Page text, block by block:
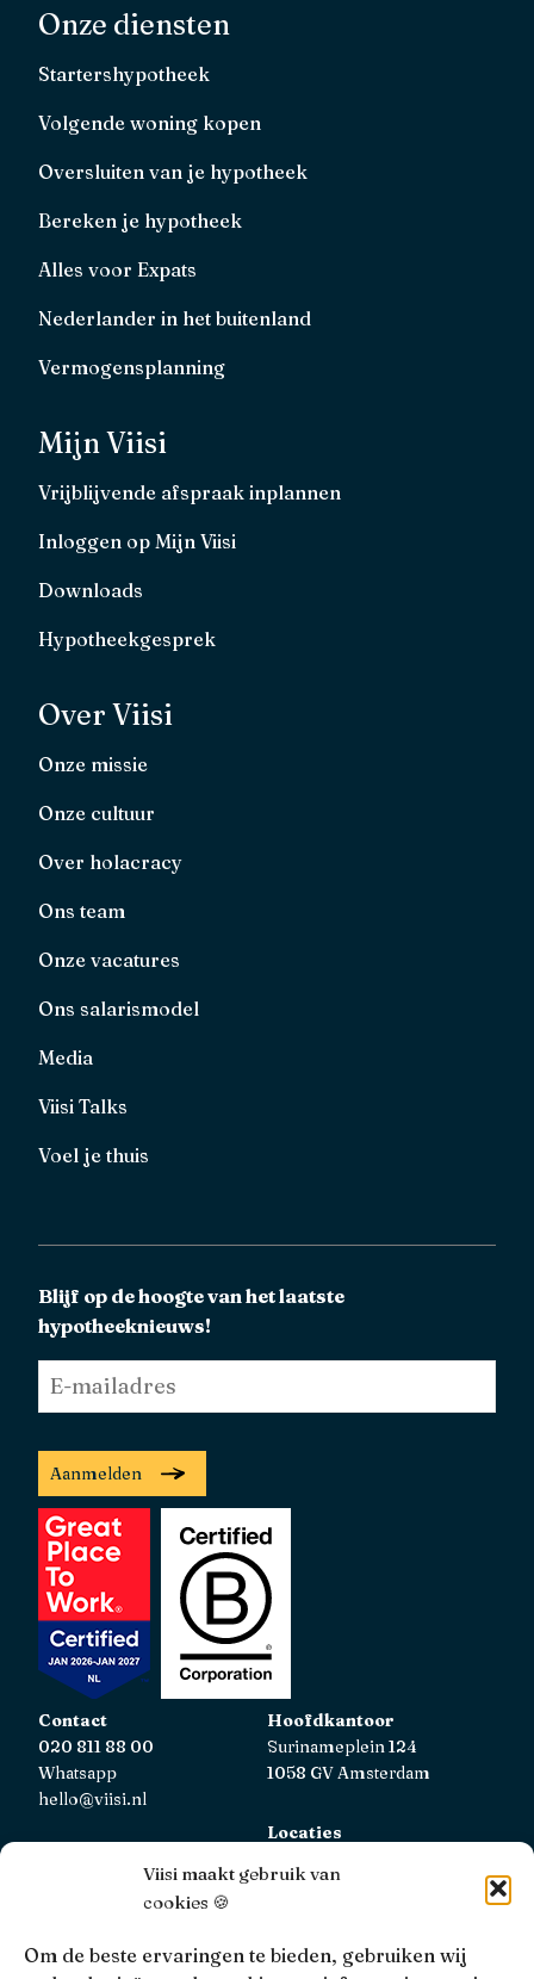
Viisi maakt gebruik van
cookies 🍪
Om de beste ervaringen te bieden, gebruiken wij
Onze diensten
Startershypotheek
Volgende woning kopen
Oversluiten van je hypotheek
Bereken je hypotheek
Alles voor Expats
Nederlander in het buitenland
Vermogensplanning
Mijn Viisi
Vrijblijvende afspraak inplannen
Inloggen op Mijn Viisi
Downloads
Hypotheekgesprek
Over Viisi
Onze missie
Onze cultuur
Over holacracy
Ons team
Onze vacatures
Ons salarismodel
Media
Viisi Talks
Voel je thuis
Blijf op de hoogte van het laatste
hypotheeknieuws!
mailadres *
Aanmelden
Contact
020 811 88 00
Whatsapp
hello@viisi.nl
Hoofdkantoor
Surinameplein 124
1058 GV Amsterdam
Locaties
Viisi Hypotheken is geregistreerd bij de AFM.
Registratienummer: 12039833